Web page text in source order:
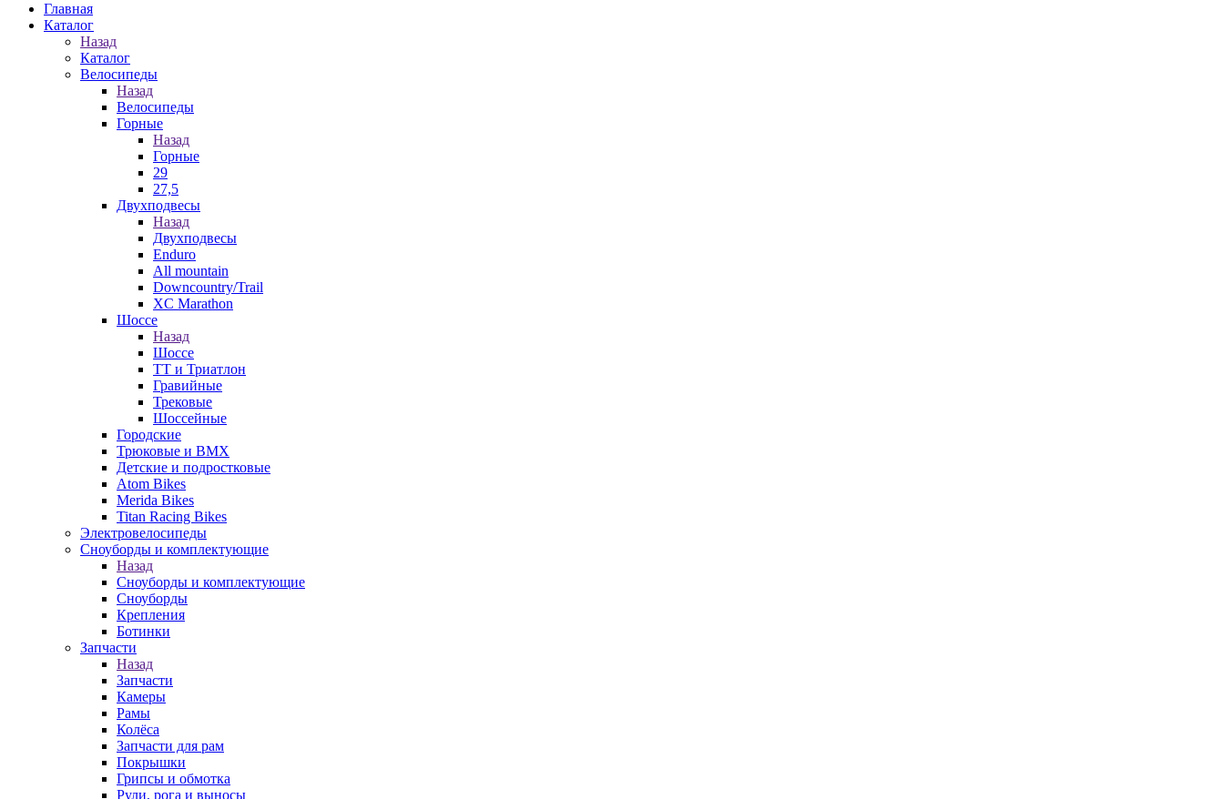
Главная
Каталог
Назад
Каталог
Велосипеды
Назад
Велосипеды
Горные
Назад
Горные
29
27,5
Двухподвесы
Назад
Двухподвесы
Enduro
All mountain
Downcountry/Trail
XC Marathon
Шоссе
Назад
Шоссе
ТТ и Триатлон
Гравийные
Трековые
Шоссейные
Городские
Трюковые и BMX
Детские и подростковые
Atom Bikes
Merida Bikes
Titan Racing Bikes
Электровелосипеды
Cноуборды и комплектующие
Назад
Cноуборды и комплектующие
Сноуборды
Крепления
Ботинки
Запчасти
Назад
Запчасти
Камеры
Рамы
Колёса
Запчасти для рам
Покрышки
Грипсы и обмотка
Рули, рога и выносы